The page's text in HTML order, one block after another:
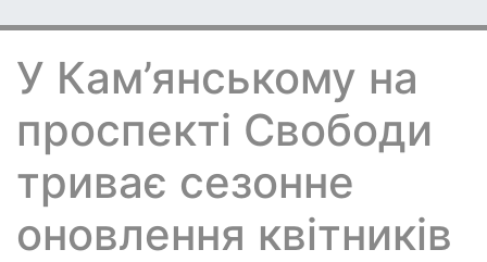
У Кам’янському на
проспекті Свободи
триває сезонне
оновлення квітників